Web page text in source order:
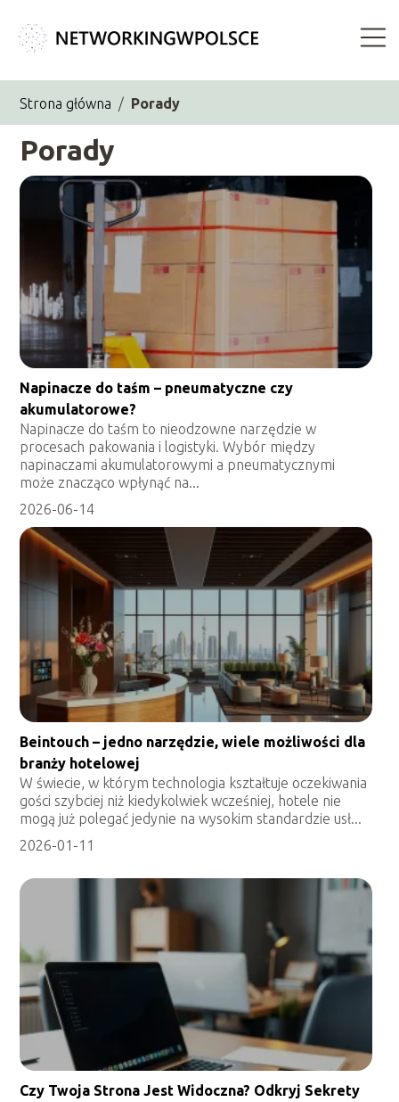
Strona główna / Porady
Porady
Napinacze do taśm – pneumatyczne czy
akumulatorowe?
Napinacze do taśm to nieodzowne narzędzie w
procesach pakowania i logistyki. Wybór między
napinaczami akumulatorowymi a pneumatycznymi
może znacząco wpłynąć na...
2026-06-14
Beintouch – jedno narzędzie, wiele możliwości dla
branży hotelowej
W świecie, w którym technologia kształtuje oczekiwania
gości szybciej niż kiedykolwiek wcześniej, hotele nie
mogą już polegać jedynie na wysokim standardzie usł...
2026-01-11
Czy Twoja Strona Jest Widoczna? Odkryj Sekrety